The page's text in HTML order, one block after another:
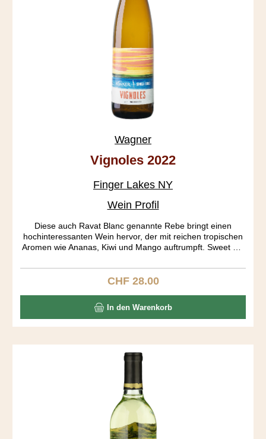
Wagner
Vignoles 2022
Finger Lakes NY
Wein Profil
Diese auch Ravat Blanc genannte Rebe bringt einen
hochinteressanten Wein hervor, der mit reichen tropischen
Aromen wie Ananas, Kiwi und Mango auftrumpft. Sweet mit
das Gepräge dieses speziellen Weins wiedergeben.
Regulärer Preis:
CHF 28.00
In den Warenkorb